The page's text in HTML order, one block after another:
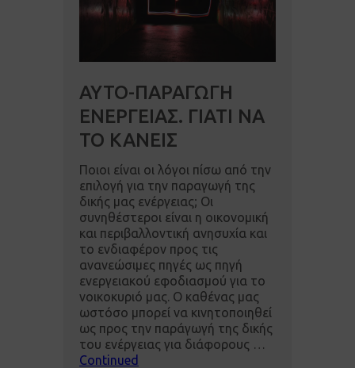
ΑΥΤΟ-ΠΑΡΑΓΩΓΗ
ΕΝΕΡΓΕΙΑΣ. ΓΙΑΤΙ ΝΑ
ΤΟ ΚΑΝΕΙΣ
Ποιοι είναι οι λόγοι πίσω από την
επιλογή για την παραγωγή της
δικής μας ενέργειας; Οι
συνηθέστεροι είναι η οικονομική
και περιβαλλοντική ανησυχία και
το ενδιαφέρον προς τις
ανανεώσιμες πηγές ως πηγή
ενεργειακού εφοδιασμού για το
νοικοκυριό μας. Ο καθένας μας
ωστόσο μπορεί να κινητοποιηθεί
ως προς την παράγωγή της δικής
του ενέργειας για διάφορους …
Continued